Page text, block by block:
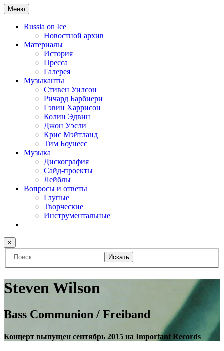
Меню
Russia on Ice
Новостной архив
Материалы
История
Пресса
Галерея
Музыканты
Стивен Уилсон
Ричард Барбиери
Гэвин Харрисон
Колин Эдвин
Джон Уэсли
Крис Мэйтланд
Тим Боунесс
Музыка
Дискография
Сайд-проекты
Лейблы
Вопросы и ответы
Глупые
Творческие
Инструментальные
×
Искать
Steven Wilson
Bass Communion / Freiband
Концерт выпущен сентябрь 2015 на Important Records